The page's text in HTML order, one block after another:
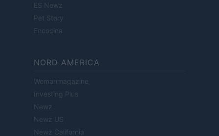
ES Newz
Pet Story
Encocina
NORD AMERICA
Womanmagazine
Investing Plus
Newz
Newz US
Newz California